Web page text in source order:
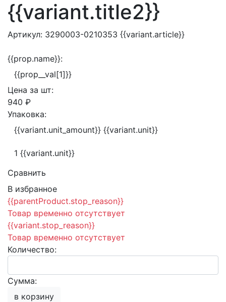
{{variant.title2}}
Артикул: 3290003-0210353 {{variant.article}}
{{prop.name}}:
{{prop__val[1]}}
Цена за шт:
940 ₽
Упаковка:
{{variant.unit_amount}} {{variant.unit}}
1 {{variant.unit}}
Сравнить
В избранное
{{parentProduct.stop_reason}}
Товар временно отсутствует
{{variant.stop_reason}}
Товар временно отсутствует
Количество:
Сумма:
в корзину